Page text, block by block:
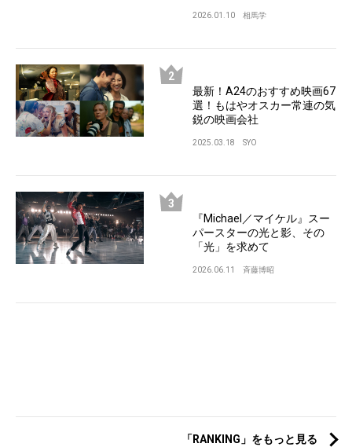
2026.01.10 相馬学
最新！A24のおすすめ映画67
選！もはやオスカー常連の気
鋭の映画会社
2025.03.18 SYO
『Michael／マイケル』スー
パースターの光と影、その
「光」を求めて
2026.06.11 斉藤博昭
「RANKING」をもっと見る